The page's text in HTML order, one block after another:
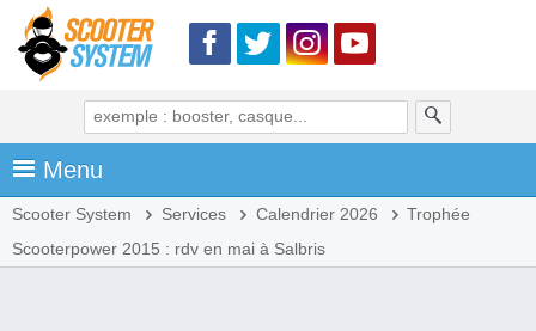
Menu
Scooter System Services Calendrier 2026
Trophée
Scooterpower 2015 : rdv en mai à Salbris